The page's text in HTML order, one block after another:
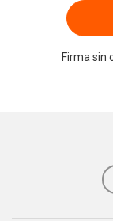
Firma sin